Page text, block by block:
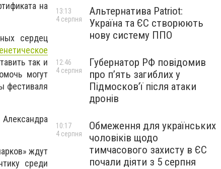
на
сердец
так и
могут
фестиваля
ждут
среди
Альтернатива Patriot:
Україна та ЄС створюють
нову систему ППО
13:13
4 серпня
Губернатор РФ повідомив
про п’ять загиблих у
Підмосков’ї після атаки
дронів
12:46
4 серпня
Обмеження для українських
чоловіків щодо
тимчасового захисту в ЄС
почали діяти з 5 серпня
10:17
4 серпня